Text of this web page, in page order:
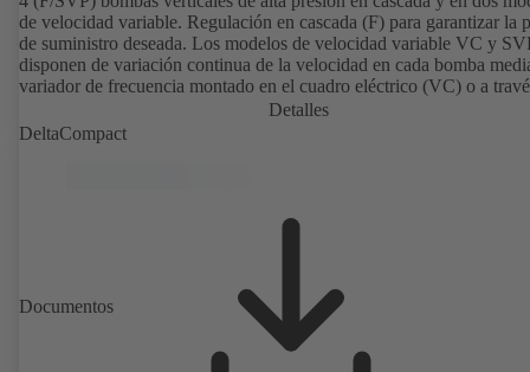
de velocidad variable. Regulación en cascada (F) para garantizar la
de suministro deseada. Los modelos de velocidad variable VC y
disponen de variación continua de la velocidad en cada bomba
variador de frecuencia montado en el cuadro eléctrico (VC) o a
sistema de regulación de velocidad PumpDrive y KSB SuPremE
para un control totalmente electrónico de la presión de suministro
requerida. Automatizado con KSB BoosterCommand Pro.
Detalles
DeltaCompact
Documentos